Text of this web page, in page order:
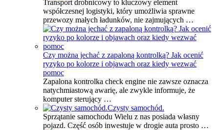
Transport drobnicowy to kluczowy element
współczesnej logistyki, który umożliwia sprawne
przewozy małych ładunków, nie zajmujących …
Czy można jechać z zapaloną kontrolką? Jak ocenić
ryzyko po kolorze i objawach oraz kiedy wezwać
pomoc
Zapalona kontrolka check engine nie zawsze oznacza
natychmiastową awarię, ale zwykle informuje, że
komputer sterujący …
Czysty samochód.
Sprzątanie samochodu Wielu z nas posiada własny
pojazd. Część osób inwestuje w drogie auta prosto …